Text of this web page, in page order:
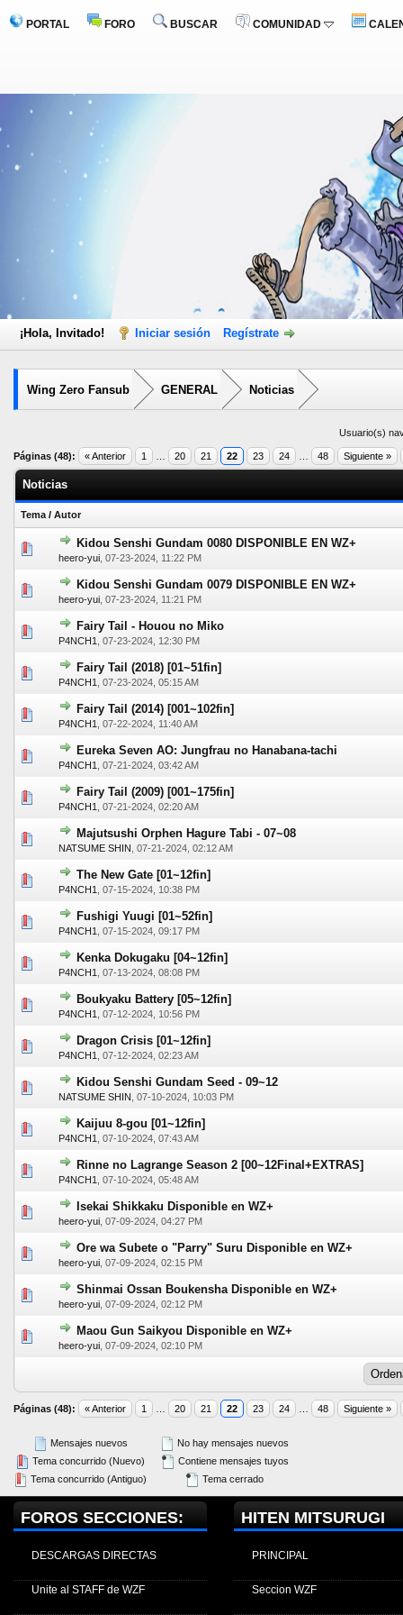
PORTAL FORO BUSCAR COMUNIDAD
¡Hola, Invitado! Iniciar sesión Regístrate
Wing Zero Fansub GENERAL Noticias
Usuario(s)
Páginas (48): « Anterior 1 20 21 22 23 24 48 Siguiente »
Noticias
Tema / Autor
Kidou Senshi Gundam 0080 DISPONIBLE EN WZ+
heero-yui 07-23-2024, 11:22 PM
0 voto(s) - Media 0 de 5
12345
Kidou Senshi Gundam 0079 DISPONIBLE EN WZ+
heero-yui 07-23-2024, 11:21 PM
0 voto(s) - Media 0 de 5
12345
Fairy Tail - Houou no Miko
P4NCH1 07-23-2024, 12:30 PM
0 voto(s) - Media 0 de 5
12 345
Fairy Tail (2018) [01~51fin]
P4NCH1 07-23-2024, 05:15 AM
0 voto(s) - Media 0 de 5
12345
Fairy Tail (2014) [001~102fin]
P4NCH1 07-22-2024, 11:40 AM
0 voto(s) - Media 0 de 5
12345
Eureka Seven AO: Jungfrau no Hanabana-tachi
P4NCH1 07-21-2024, 03:42 AM
0 voto(s) - Media 0 de 5
12345
Fairy Tail (2009) [001~175fin]
P4NCH1 07-21-2024, 02:20 AM
0 voto(s) - Media 0 de 5
12345
Majutsushi Orphen Hagure Tabi - 07~08
NATSUME SHIN 07-21-2024, 02:12 AM
0 voto(s) - Media 0 de 5
12345
The New Gate [01~12fin]
P4NCH1 07-15-2024, 10:38 PM
0 voto(s) - Media 0 de 5
12345
Fushigi Yuugi [01~52fin]
P4NCH1 07-15-2024, 09:17 PM
0 voto(s) - Media 0 de 5
12345
Kenka Dokugaku [04~12fin]
P4NCH1 07-13-2024, 08:08 PM
0 voto(s) - Media 0 de 5
12345
Boukyaku Battery [05~12fin]
P4NCH1 07-12-2024, 10:56 PM
0 voto(s) - Media 0 de 5
12345
Dragon Crisis [01~12fin]
P4NCH1 07-12-2024, 02:23 AM
0 voto(s) - Media 0 de 5
12345
Kidou Senshi Gundam Seed - 09~12
NATSUME SHIN 07-10-2024, 10:03 PM
0 voto(s) - Media 0 de 5
12345
Kaijuu 8-gou [01~12fin]
P4NCH1 07-10-2024, 07:43 AM
0 voto(s) - Media 0 de 5
1234
Rinne no Lagrange Season 2 [00~12Final+EXTRAS]
P4NCH1 07-10-2024, 05:48 AM
0 voto(s) - Media 0 de 5
12345
Isekai Shikkaku Disponible en WZ+
heero-yui 07-09-2024, 04:27 PM
0 voto(s) - Media 0 de 5
12345
Ore wa Subete o "Parry" Suru Disponible en WZ+
heero-yui 07-09-2024, 02:15 PM
0 voto(s) - Media 0 de 5
12 34
Shinmai Ossan Boukensha Disponible en WZ+
heero-yui 07-09-2024, 02:12 PM
0 voto(s) - Media 0 de 5
12345
Maou Gun Saikyou Disponible en WZ+
heero-yui 07-09-2024, 02:10 PM
0 voto(s) - Media 0 de 5
12345
Páginas (48): « Anterior 1 20 21 22 23 24 48 Siguiente »
Mensajes nuevos
Tema concurrido (Nuevo)
Tema concurrido (Antiguo)
No hay mensajes nuevos
Contiene mensajes tuyos
Tema cerrado
FOROS SECCIONES:
DESCARGAS DIRECTAS
Unite al STAFF de WZF
HITEN MITSURUGI
PRINCIPAL
Seccion WZF